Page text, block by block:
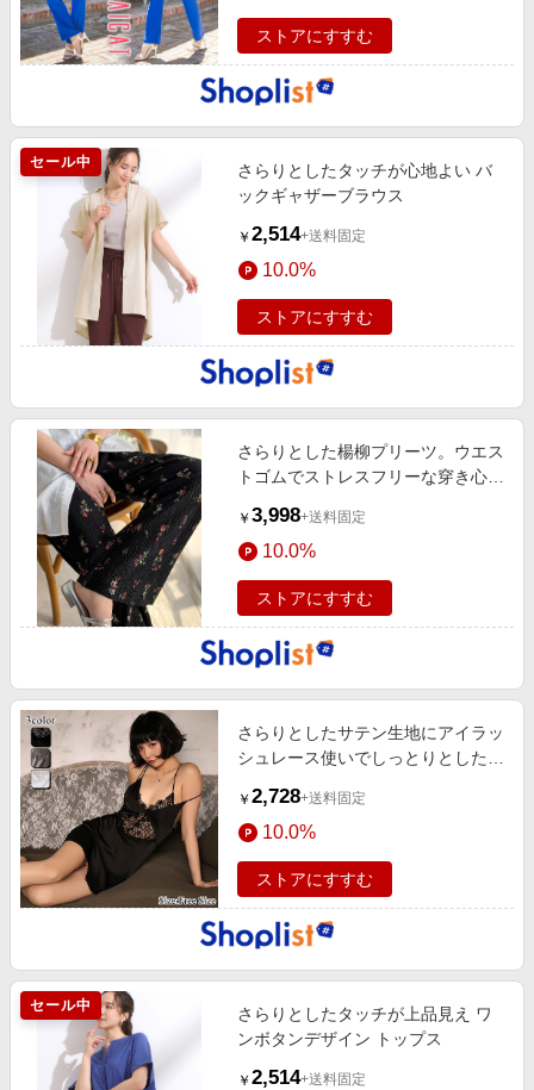
ストアにすすむ
セール中
さらりとしたタッチが心地よい バ
ックギャザーブラウス
￥ 2,514+送料固定
10.0%
ストアにすすむ
さらりとした楊柳プリーツ。ウエス
トゴムでストレスフリーな穿き心
￥ 3,998+送料固定
10.0%
ストアにすすむ
さらりとしたサテン生地にアイラッ
シュレース使いでしっとりとした大
￥ 2,728+送料固定
10.0%
ストアにすすむ
セール中
さらりとしたタッチが上品見え ワ
ンボタンデザイン トップス
￥ 2,514+送料固定